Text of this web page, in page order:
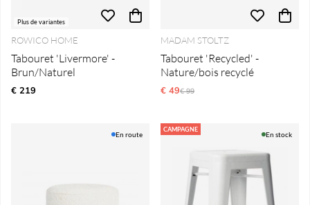
Plus de variantes
ROWICO HOME
Tabouret 'Livermore' -
Brun/Naturel
€ 219
MADAM STOLTZ
Tabouret 'Recycled' -
Nature/bois recyclé
€ 49Prix régulier:
€ 99
En route
CAMPAGNE
En stock